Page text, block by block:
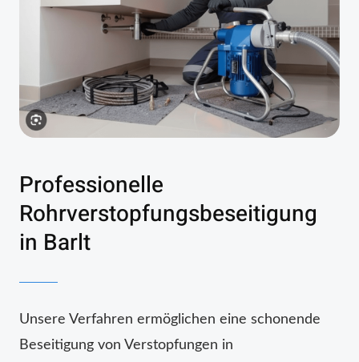
Professionelle
Rohrverstopfungsbeseitigung
in Barlt
Unsere Verfahren ermöglichen eine schonende
Beseitigung von Verstopfungen in